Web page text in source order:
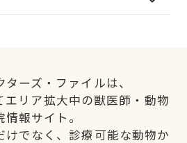
ーズ・ファイルは、
エリア拡大中の獣医師・動物
情報サイト。
けでなく、診療可能な動物か